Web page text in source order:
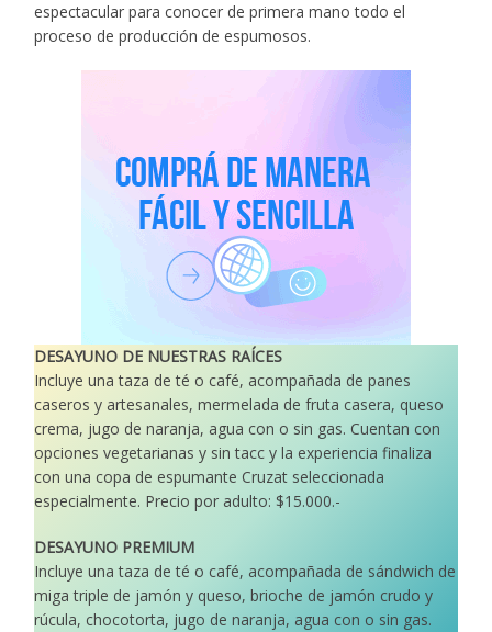
espectacular para conocer de primera mano todo el
proceso de producción de espumosos.
DESAYUNO DE NUESTRAS RAÍCES
Incluye una taza de té o café, acompañada de panes
caseros y artesanales, mermelada de fruta casera, queso
crema, jugo de naranja, agua con o sin gas. Cuentan con
opciones vegetarianas y sin tacc y la experiencia finaliza
con una copa de espumante Cruzat seleccionada
especialmente. Precio por adulto: $15.000.-
DESAYUNO PREMIUM
Incluye una taza de té o café, acompañada de sándwich de
miga triple de jamón y queso, brioche de jamón crudo y
rúcula, chocotorta, jugo de naranja, agua con o sin gas.